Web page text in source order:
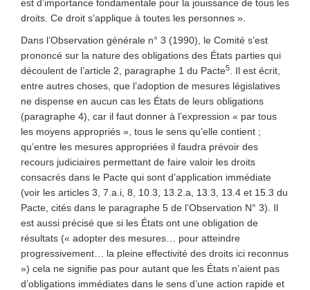
est d’importance fondamentale pour la jouissance de tous les
droits. Ce droit s’applique à toutes les personnes ».
Dans l’Observation générale n° 3 (1990), le Comité s’est
prononcé sur la nature des obligations des États parties qui
découlent de l’article 2, paragraphe 1 du Pacte5
. Il est écrit,
entre autres choses, que l’adoption de mesures législatives
ne dispense en aucun cas les États de leurs obligations
(paragraphe 4), car il faut donner à l’expression « par tous
les moyens appropriés », tous le sens qu’elle contient ;
qu’entre les mesures appropriées il faudra prévoir des
recours judiciaires permettant de faire valoir les droits
consacrés dans le Pacte qui sont d’application immédiate
(voir les articles 3, 7.a.i, 8, 10.3, 13.2.a, 13.3, 13.4 et 15.3 du
Pacte, cités dans le paragraphe 5 de l’Observation N° 3). Il
est aussi précisé que si les États ont une obligation de
résultats (« adopter des mesures… pour atteindre
progressivement… la pleine effectivité des droits ici reconnus
») cela ne signifie pas pour autant que les États n’aient pas
d’obligations immédiates dans le sens d’une action rapide et